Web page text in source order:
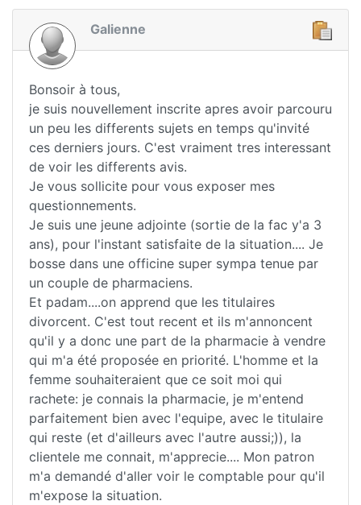
Galienne
Bonsoir à tous,
je suis nouvellement inscrite apres avoir parcouru
un peu les differents sujets en temps qu'invité
ces derniers jours. C'est vraiment tres interessant
de voir les differents avis.
Je vous sollicite pour vous exposer mes
questionnements.
Je suis une jeune adjointe (sortie de la fac y'a 3
ans), pour l'instant satisfaite de la situation.... Je
bosse dans une officine super sympa tenue par
un couple de pharmaciens.
Et padam....on apprend que les titulaires
divorcent. C'est tout recent et ils m'annoncent
qu'il y a donc une part de la pharmacie à vendre
qui m'a été proposée en priorité. L'homme et la
femme souhaiteraient que ce soit moi qui
rachete: je connais la pharmacie, je m'entend
parfaitement bien avec l'equipe, avec le titulaire
qui reste (et d'ailleurs avec l'autre aussi;)), la
clientele me connait, m'apprecie.... Mon patron
m'a demandé d'aller voir le comptable pour qu'il
m'expose la situation.